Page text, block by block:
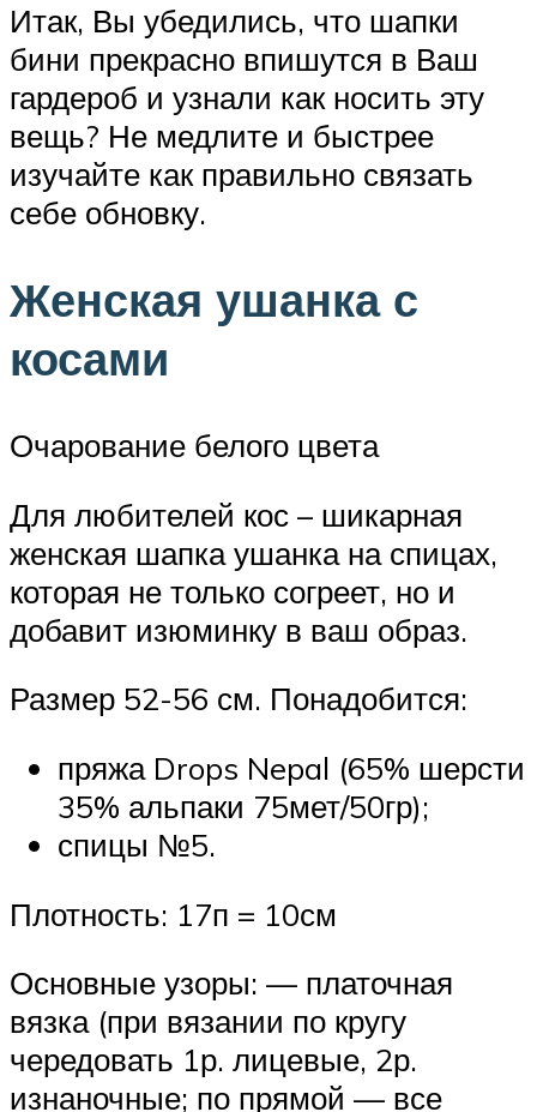
Итак, Вы убедились, что шапки
бини прекрасно впишутся в Ваш
гардероб и узнали как носить эту
вещь? Не медлите и быстрее
изучайте как правильно связать
себе обновку.
Женская ушанка с
косами
Очарование белого цвета
Для любителей кос – шикарная
женская шапка ушанка на спицах,
которая не только согреет, но и
добавит изюминку в ваш образ.
Размер 52-56 см. Понадобится:
пряжа Drops Nepal (65% шерсти
35% альпаки 75мет/50гр);
спицы №5.
Плотность: 17п = 10см
Основные узоры: — платочная
вязка (при вязании по кругу
чередовать 1р. лицевые, 2р.
изнаночные; по прямой — все